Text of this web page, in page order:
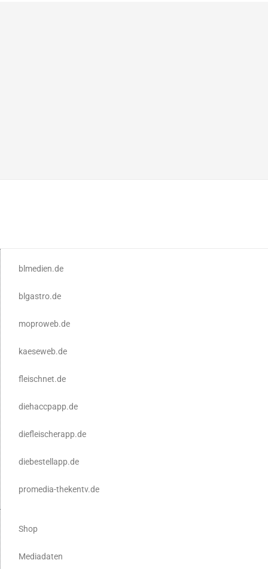
blmedien.de
blgastro.de
moproweb.de
kaeseweb.de
fleischnet.de
diehaccpapp.de
diefleischerapp.de
diebestellapp.de
promedia-thekentv.de
Shop
Mediadaten